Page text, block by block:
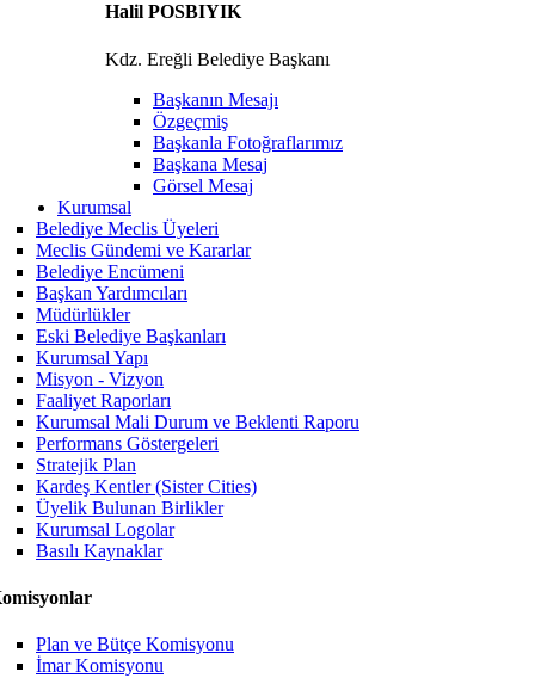
Halil POSBIYIK
Kdz. Ereğli Belediye Başkanı
Başkanın Mesajı
Özgeçmiş
Başkanla Fotoğraflarımız
Başkana Mesaj
Görsel Mesaj
Kurumsal
Belediye Meclis Üyeleri
Meclis Gündemi ve Kararlar
Belediye Encümeni
Başkan Yardımcıları
Müdürlükler
Eski Belediye Başkanları
Kurumsal Yapı
Misyon - Vizyon
Faaliyet Raporları
Kurumsal Mali Durum ve Beklenti Raporu
Performans Göstergeleri
Stratejik Plan
Kardeş Kentler (Sister Cities)
Üyelik Bulunan Birlikler
Kurumsal Logolar
Basılı Kaynaklar
Plan ve Bütçe Komisyonu
İmar Komisyonu